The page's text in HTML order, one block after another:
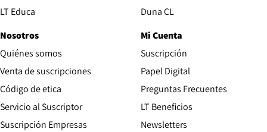
LT Educa
Duna CL
Nosotros
Quiénes somos
Venta de suscripciones
Código de etica Opens in new window
Servicio al Suscriptor
Suscripción Empresas
Mi Cuenta
Suscripción
Papel Digital
Preguntas Frecuentes
LT Beneficios
Newsletters